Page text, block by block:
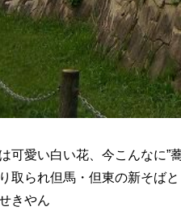
可愛い白い花、今こんなに”
取られ但馬・但東の新そば
きやん